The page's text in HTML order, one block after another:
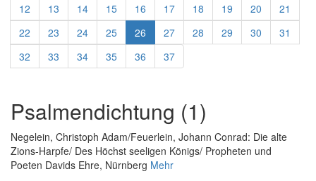
12
13 14 15 16 17 18 19 20
21
22
23 24 25 26 27 28 29 30
31
32
33 34 35 36 37
Psalmendichtung (1)
Negelein, Christoph Adam/Feuerlein, Johann Conrad: Die alte
Zions-Harpfe/ Des Höchst seeligen Königs/ Propheten und
Poeten Davids Ehre, Nürnberg Mehr